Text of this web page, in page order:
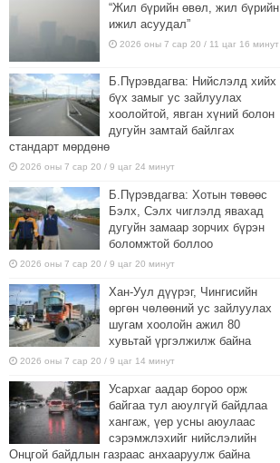
“Жил бүрийн өвөл, жил бүрийн
ижил асуудал”
2026 оны 7 сар 20 / 11 цаг 16 минут
Б.Пүрэвдагва: Нийслэлд хийх
бүх замыг ус зайлуулах
хоолойтой, явган хүний болон
дугуйн замтай байлгах
стандарт мөрдөнө
2026 оны 7 сар 20 / 9 цаг 24 минут
Б.Пүрэвдагва: Хотын төвөөс
Бэлх, Сэлх чиглэлд явахад
дугуйн замаар зорчих бүрэн
боломжтой боллоо
2026 оны 7 сар 20 / 9 цаг 20 минут
Хан-Уул дүүрэг, Чингисийн
өргөн чөлөөний ус зайлуулах
шугам хоолойн ажил 80
хувьтай үргэлжилж байна
2026 оны 7 сар 20 / 9 цаг 14 минут
Усархаг аадар бороо орж
байгаа тул аюулгүй байдлаа
хангаж, үер усны аюулаас
сэрэмжлэхийг нийслэлийн
Онцгой байдлын газраас анхааруулж байна